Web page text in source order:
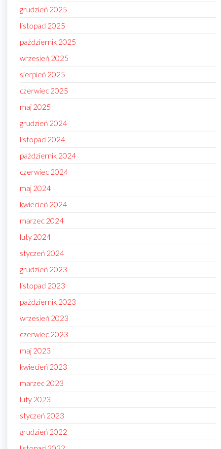
grudzień 2025
listopad 2025
październik 2025
wrzesień 2025
sierpień 2025
czerwiec 2025
maj 2025
grudzień 2024
listopad 2024
październik 2024
czerwiec 2024
maj 2024
kwiecień 2024
marzec 2024
luty 2024
styczeń 2024
grudzień 2023
listopad 2023
październik 2023
wrzesień 2023
czerwiec 2023
maj 2023
kwiecień 2023
marzec 2023
luty 2023
styczeń 2023
grudzień 2022